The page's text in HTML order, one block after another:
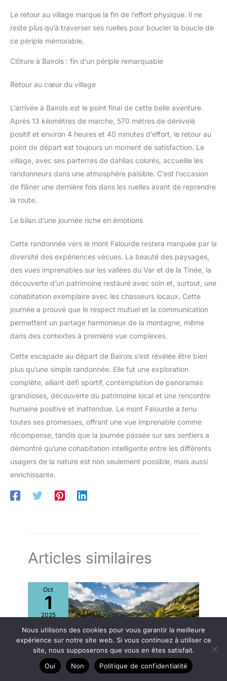
La base incurvée en bois massif vous permet de vous balancer
confortable. Vous pouvez lire à votre enfant et le bercer pour
qu'il s'endorme dans le fauteuil à bascule. Cette fauteuil
allaitement confortable sera un meuble pratique et
RELAXANTE CONFORTABLE: La base incurvée en bois massif
est douce au toucher et le rembourrage doux ajoute plus de
confort au fauteuil à bascule. CHAISE AVEC FONCTION
en acier robuste et les pieds en bois de hêtre de la chaise à
bascule offrent stabilité et sécurité. Ses pieds courbés en
forme de traîneau vous permettent de vous balancer en lisant,
Passez un après-midi de détente dans le fauteuil.
Le retour au village marque la fin de l’effort physique. Il ne
reste plus qu’à traverser ses ruelles pour boucler la boucle de
ce périple mémorable.
Clôture à Bairols : fin d’un périple remarquable
Retour au cœur du village
L’arrivée à Bairols est le point final de cette belle aventure.
Après 13 kilomètres de marche, 570 mètres de dénivelé
positif et environ 4 heures et 40 minutes d’effort, le retour au
point de départ est toujours un moment de satisfaction. Le
village, avec ses parterres de dahlias colorés, accueille les
randonneurs dans une atmosphère paisible. C’est l’occasion
de flâner une dernière fois dans les ruelles avant de reprendre
la route.
Le bilan d’une journée riche en émotions
Cette randonnée vers le mont Falourde restera marquée par la
diversité des expériences vécues. La beauté des paysages,
des vues imprenables sur les vallées du Var et de la Tinée, la
découverte d’un patrimoine restauré avec soin et, surtout, une
cohabitation exemplaire avec les chasseurs locaux. Cette
journée a prouvé que le respect mutuel et la communication
permettent un partage harmonieux de la montagne, même
dans des contextes à première vue complexes.
Cette escapade au départ de Bairols s’est révélée être bien
plus qu’une simple randonnée. Elle fut une exploration
complète, alliant défi sportif, contemplation de panoramas
grandioses, découverte du patrimoine local et une rencontre
humaine positive et inattendue. Le mont Falourde a tenu
toutes ses promesses, offrant une vue imprenable comme
récompense, tandis que la journée passée sur ses sentiers a
démontré qu’une cohabitation intelligente entre les différents
usagers de la nature est non seulement possible, mais aussi
enrichissante.
Articles similaires
Oct
1
2025
Nous utilisons des cookies pour vous garantir la meilleure
expérience sur notre site web. Si vous continuez à utiliser ce
site, nous supposerons que vous en êtes satisfait.
Oui
Non Politique de confidentialité